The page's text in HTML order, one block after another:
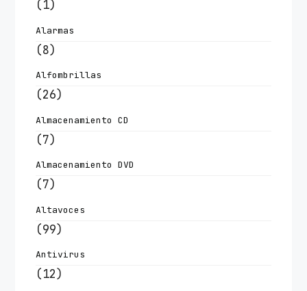
(1)
Alarmas
(8)
Alfombrillas
(26)
Almacenamiento CD
(7)
Almacenamiento DVD
(7)
Altavoces
(99)
Antivirus
(12)